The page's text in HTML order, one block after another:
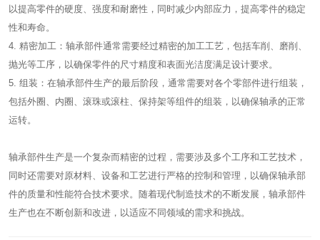
以提高零件的硬度、强度和耐磨性，同时减少内部应力，提高零件的稳定
性和寿命。
4. 精密加工：轴承部件通常需要经过精密的加工工艺，包括车削、磨削、
抛光等工序，以确保零件的尺寸精度和表面光洁度满足设计要求。
5. 组装：在轴承部件生产的最后阶段，通常需要对各个零部件进行组装，
包括外圈、内圈、滚珠或滚柱、保持架等组件的组装，以确保轴承的正常
运转。
轴承部件生产是一个复杂而精密的过程，需要涉及多个工序和工艺技术，
同时还需要对原材料、设备和工艺进行严格的控制和管理，以确保轴承部
件的质量和性能符合技术要求。随着现代制造技术的不断发展，轴承部件
生产也在不断创新和改进，以适应不同领域的需求和挑战。